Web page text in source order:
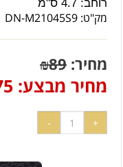
רוחב: 4.7 ס"מ
מק"ט: DN-M21045S9
מחיר: ₪89
מחיר מבצע: